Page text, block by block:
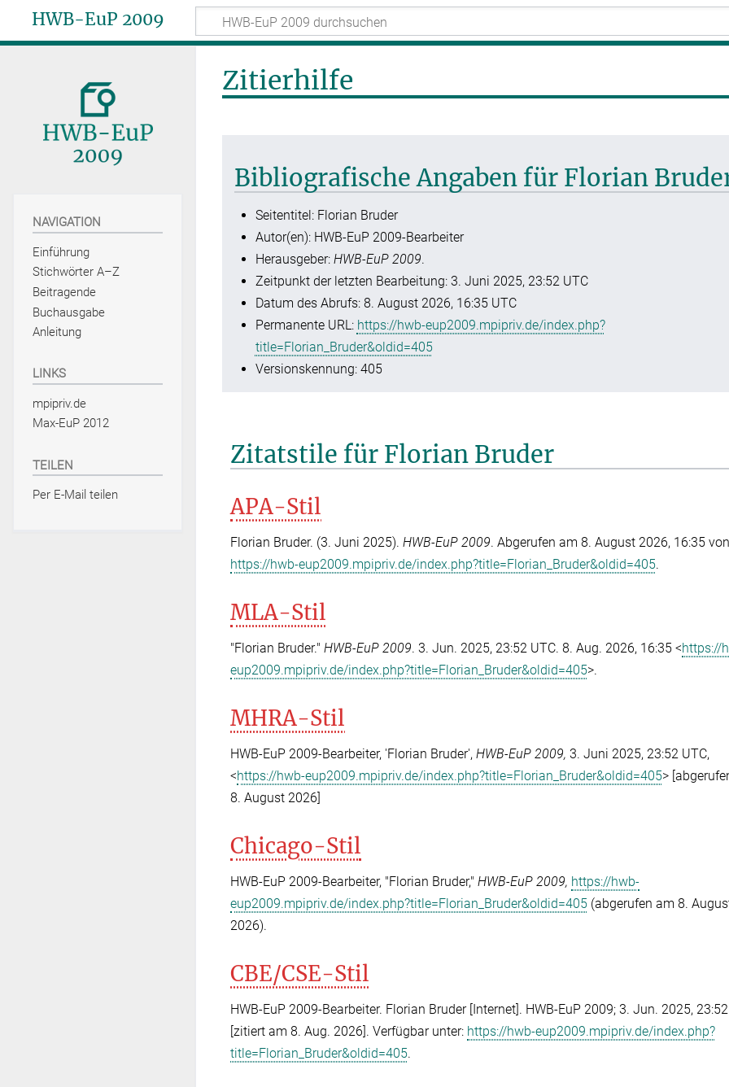
HWB-EuP 2009
Zitierhilfe
Bibliografische Angaben für Florian
Seitentitel: Florian Bruder
Autor(en): HWB-EuP 2009-Bearbeiter
Herausgeber: HWB-EuP 2009.
Zeitpunkt der letzten Bearbeitung: 3. Juni 2025, 23:52 UTC
Datum des Abrufs: 8. August 2026, 16:35 UTC
Permanente URL: https://hwb-eup2009.mpipriv.de/index.php?
title=Florian_Bruder&oldid=405
Versionskennung: 405
Zitatstile für Florian Bruder
APA-Stil
Florian Bruder. (3. Juni 2025). HWB-EuP 2009. Abgerufen am 8. August 2026, 16:35 von
https://hwb-eup2009.mpipriv.de/index.php?title=Florian_Bruder&oldid=405.
MLA-Stil
"Florian Bruder." HWB-EuP 2009. 3. Jun. 2025, 23:52 UTC. 8. Aug. 2026, 16:35 <https://
eup2009.mpipriv.de/index.php?title=Florian_Bruder&oldid=405>.
MHRA-Stil
HWB-EuP 2009-Bearbeiter, 'Florian Bruder', HWB-EuP 2009, 3. Juni 2025, 23:52 UTC,
<https://hwb-eup2009.mpipriv.de/index.php?title=Florian_Bruder&oldid=405>
8. August 2026]
Chicago-Stil
HWB-EuP 2009-Bearbeiter, "Florian Bruder," HWB-EuP 2009, https://hwb-
eup2009.mpipriv.de/index.php?title=Florian_Bruder&oldid=405 (abgerufen am 8.
2026).
CBE/CSE-Stil
HWB-EuP 2009-Bearbeiter. Florian Bruder [Internet]. HWB-EuP 2009; 3. Jun. 2025,
[zitiert am 8. Aug. 2026]. Verfügbar unter: https://hwb-eup2009.mpipriv.de/index.php?
title=Florian_Bruder&oldid=405.
NAVIGATION
Einführung
Stichwörter A–Z
Beitragende
Buchausgabe
Anleitung
LINKS
mpipriv.de
Max-EuP 2012
TEILEN
Per E-Mail teilen